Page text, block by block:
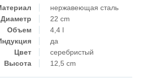
нержавеющая сталь
Диаметр
22 cm
Объем
4,4 l
да
Цвет
серебристый
Высота
12,5 cm